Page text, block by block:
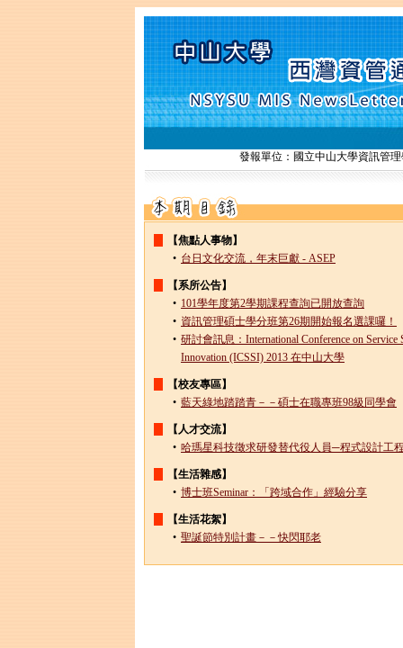
發報單位：國立中山大學資訊管
【焦點人事物】
• 台日文化交流，年末巨獻 - ASEP
【系所公告】
• 101學年度第2學期課程查詢已開放查詢
• 資訊管理碩士學分班第26期開始報名選課囉！
• 研討會訊息：International Conference on Service
Innovation (ICSSI) 2013 在中山大學
【校友專區】
• 藍天綠地踏踏青－－碩士在職專班98級同學會
【人才交流】
• 哈瑪星科技徵求研發替代役人員─程式設計工
【生活雜感】
• 博士班Seminar：「跨域合作」經驗分享
【生活花絮】
• 聖誕節特別計畫－－快閃耶老